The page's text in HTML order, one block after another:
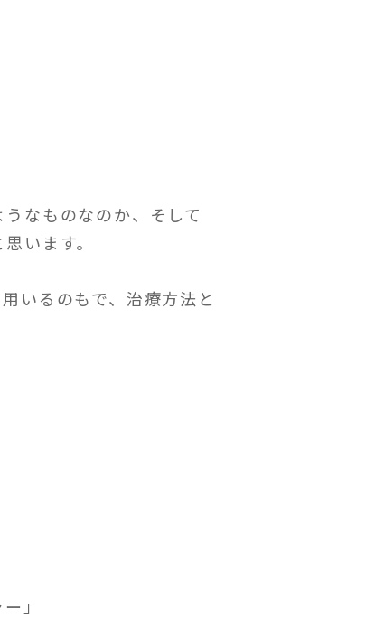
なものなのか、そして
います。
いるのもで、治療方法と
」